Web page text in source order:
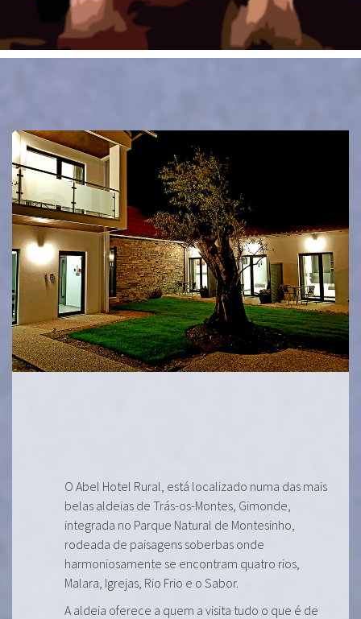
O Abel Hotel Rural, está localizado numa das mais
belas aldeias de Trás-os-Montes, Gimonde,
integrada no Parque Natural de Montesinho,
rodeada de paisagens soberbas onde
harmoniosamente se encontram quatro rios,
Malara, Igrejas, Rio Frio e o Sabor.
A aldeia oferece a quem a visita tudo o que é de